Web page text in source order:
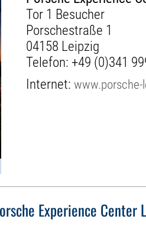
Tor 1 Besucher
Porschestraße 1
04158 Leipzig
Telefon: +49 (0)341
Internet:
Experience Center